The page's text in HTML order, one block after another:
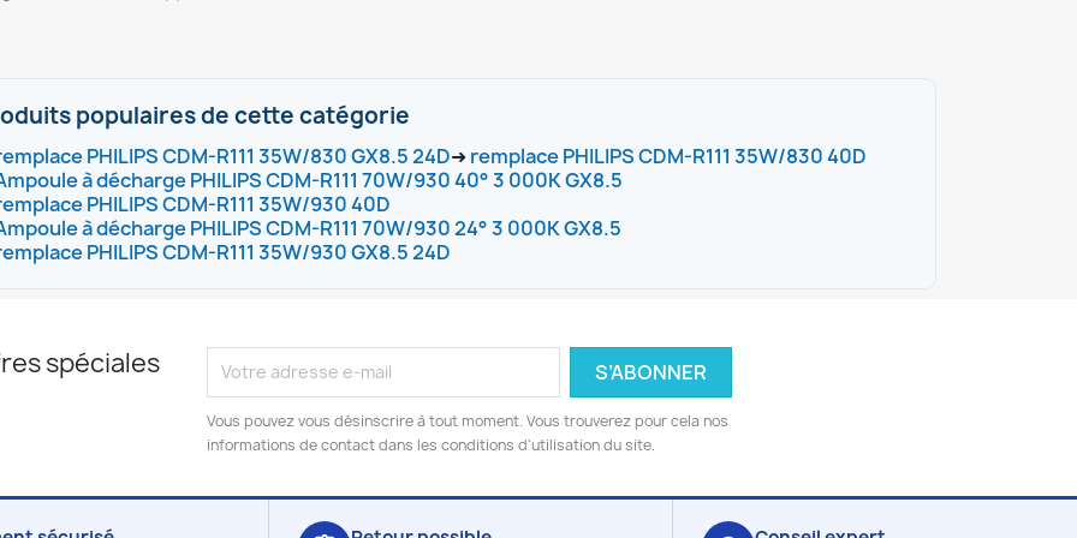
populaires de cette catégorie
PHILIPS CDM-R111 35W/830 GX8.5 24D➜ remplace PHILIPS CDM-R111 35W/830 40D
à décharge PHILIPS CDM-R111 70W/930 40° 3 000K GX8.5
PHILIPS CDM-R111 35W/930 40D
à décharge PHILIPS CDM-R111 70W/930 24° 3 000K GX8.5
PHILIPS CDM-R111 35W/930 GX8.5 24D
spéciales
Vous pouvez vous désinscrire à tout moment. Vous trouverez pour cela nos
informations de contact dans les conditions d'utilisation du site.